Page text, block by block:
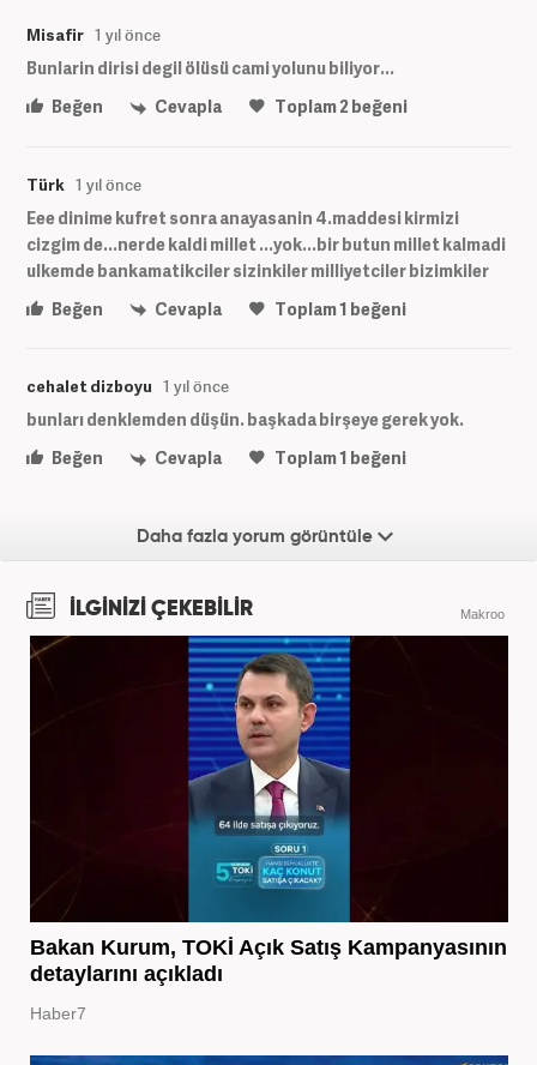
Misafir 1 yıl önce
Bunlarin dirisi degil ölüsü cami yolunu biliyor...
Beğen
Cevapla Toplam2beğeni
Türk 1 yıl önce
Eee dinime kufret sonra anayasanin 4.maddesi kirmizi
cizgim de...nerde kaldi millet ...yok...bir butun millet kalmadi
ulkemde bankamatikciler sizinkiler milliyetciler bizimkiler
Beğen
Cevapla Toplam1 beğeni
cehalet dizboyu 1 yıl önce
bunları denklemden düşün. başkada birşeye gerek yok.
Beğen
Cevapla Toplam1 beğeni
Daha fazla yorum görüntüle
İLGİNİZİ ÇEKEBİLİR Makroo
Bakan Kurum, TOKİ Açık Satış Kampanyasının
detaylarını açıkladı
Haber7